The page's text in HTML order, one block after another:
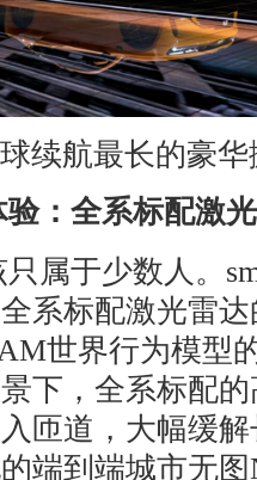
续航最长的豪
：全系标配激
属于少数人。
系标配激光雷
世界行为模型
下，全系标配的
匝道，大幅缓
端到端城市无图